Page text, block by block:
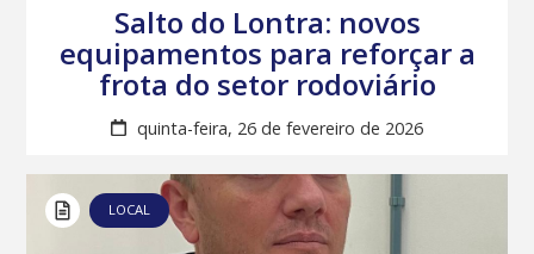
Salto do Lontra: novos
equipamentos para reforçar a
frota do setor rodoviário
quinta-feira, 26 de fevereiro de 2026
LOCAL